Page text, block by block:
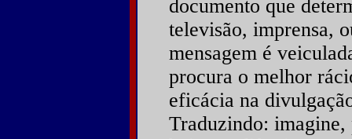
documento que
televisão, imprensa,
mensagem é
procura o melhor
eficácia na
Traduzindo: